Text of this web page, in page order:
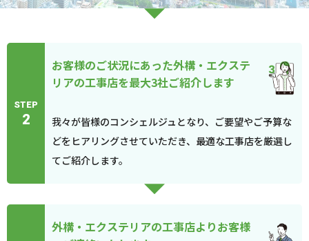
STEP
2
お客様のご状況にあった外構・エクステ
リアの工事店を最大3社ご紹介します
我々が皆様のコンシェルジュとなり、ご要望やご予算な
どをヒアリングさせていただき、最適な工事店を厳選し
てご紹介します。
外構・エクステリアの工事店よりお客様